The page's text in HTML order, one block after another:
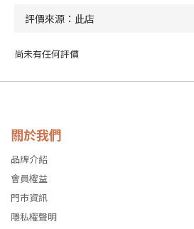
尚未有任何評價
關於我們
品牌介紹
會員權益
門市資訊
隱私權聲明